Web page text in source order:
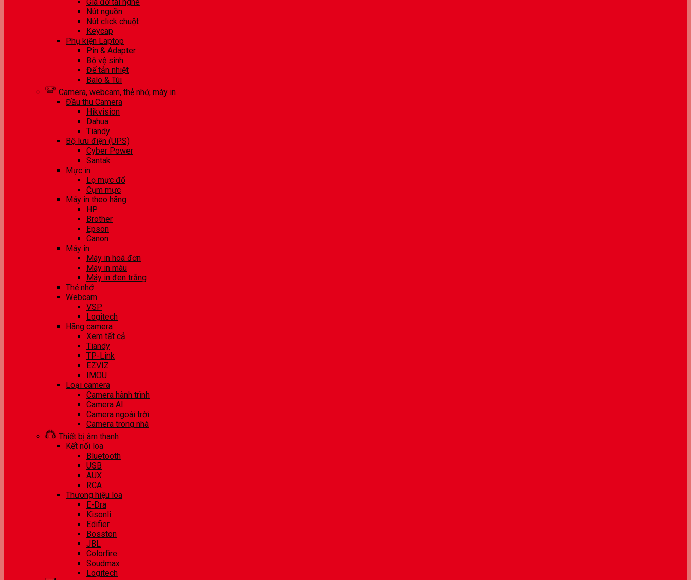
Nút nguồn
Nút click chuột
Keycap
Phụ kiện Laptop
Pin & Adapter
Bộ vệ sinh
Đế tản nhiệt
Balo & Túi
Camera, webcam, thẻ nhớ, máy in
Đầu thu Camera
Hikvision
Dahua
Tiandy
Bộ lưu điện (UPS)
Cyber Power
Santak
Mực in
Lọ mực đổ
Cụm mực
Máy in theo hãng
HP
Brother
Epson
Canon
Máy in
Máy in hoá đơn
Máy in màu
Máy in đen trắng
Thẻ nhớ
Webcam
VSP
Logitech
Hãng camera
Xem tất cả
Tiandy
TP-Link
EZVIZ
IMOU
Loại camera
Camera hành trình
Camera AI
Camera ngoài trời
Camera trong nhà
Thiết bị âm thanh
Kết nối loa
Bluetooth
USB
AUX
RCA
Thương hiệu loa
E-Dra
Kisonli
Edifier
Bosston
JBL
Colorfire
Soudmax
Logitech